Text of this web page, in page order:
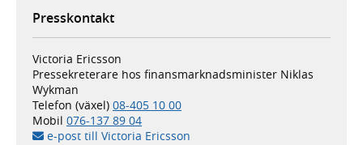
Presskontakt
Victoria Ericsson
Pressekreterare hos finansmarknadsminister Niklas
Wykman
Telefon (växel) 08-405 10 00
Mobil 076-137 89 04
e-post till Victoria Ericsson